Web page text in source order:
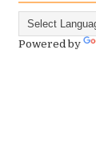
Powered by